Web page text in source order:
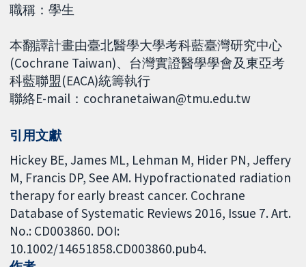
職稱：學生
本翻譯計畫由臺北醫學大學考科藍臺灣研究中心
(Cochrane Taiwan)、台灣實證醫學學會及東亞考
科藍聯盟(EACA)統籌執行
聯絡E-mail：cochranetaiwan@tmu.edu.tw
引用文獻
Hickey BE, James ML, Lehman M, Hider PN, Jeffery
M, Francis DP, See AM. Hypofractionated radiation
therapy for early breast cancer. Cochrane
Database of Systematic Reviews 2016, Issue 7. Art.
No.: CD003860. DOI:
10.1002/14651858.CD003860.pub4.